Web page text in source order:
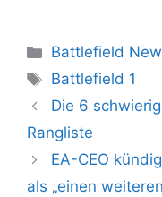
Kategorien
Battlefield
Schlagwörter
Battlefield 1
Die 6
Rangliste
EA-CEO
als „einen